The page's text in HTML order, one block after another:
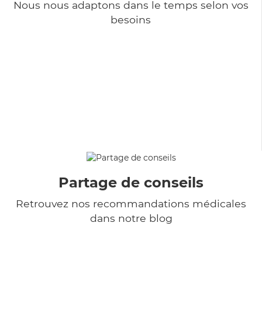
Nous nous adaptons dans le temps selon vos
besoins
Partage de conseils
Retrouvez nos recommandations médicales
dans notre blog